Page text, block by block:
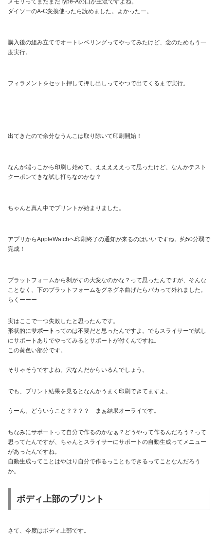
メモリってまだまだType-Aの口が主流ですよね。
ダイソーのA-C変換使ったら読めました。よかったー。
購入後の組み立てでオートレベリングってやってみたけど、念のためもう一
度実行。
フィラメントをセット押して押し出しってやつで出てくるまで実行。
出てきたので余分なうんこは取り除いて印刷開始！
なんか端っこから印刷し始めて、えええええって思ったけど、なんかテスト
クーポンてきな試し打ちなのかな？
ちゃんと真ん中でプリントが始まりました。
アプリからAppleWatchへ印刷終了の通知が来るのはいいですね。約50分弱で
完成！
プラットフォームから剥がすの大変なのかな？って思ったんですが、そんな
ことなく、下のプラットフォームをグネグネ曲げたらパカって外れました。
らくーーー
実はここで一つ失敗したと思ったんです。
形状的にサポート ってのは不要だと思ったんですよ。でもスライサーで試し
にサポートありでやってみるとサポートが付くんですね。
この黄色い部分です。
そりゃそうですよね。穴なんだからいるんでしょう。
でも、プリント結果を見るとなんかうまく印刷できてますよ。
うーん。どういうこと？？？？ まぁ結果オーライです。
ちなみにサポートって自分で作るのかなぁ？どうやって作るんだろう？って
思ってたんですが、ちゃんとスライサーにサポートの自動生成ってメニュー
があったんですね。
自動生成ってことはやはり自分で作るっこともできるってことなんだろう
か。
ボディ上部のプリント
さて、今度はボディ上部です。